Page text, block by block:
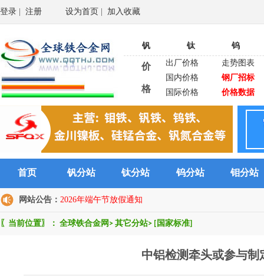
登录 注册 设为首页 加入收藏
钒 钛 钨
价
格
出厂价格
走势图表
国内价格
钢厂招标
国际价格
价格数据
首页 钒分站 钛分站 钨分站 钼分站
网站公告： 2026年端午节放假通知
〖当前位置〗： 全球铁合金网 > 其它分站> [国家标准]
中铝检测牵头或参与制